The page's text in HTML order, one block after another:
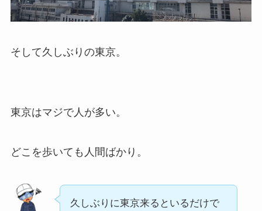
そして久しぶりの東京。
東京はマジで人が多い。
どこを歩いても人間ばかり。
久しぶりに東京来るといるだけで